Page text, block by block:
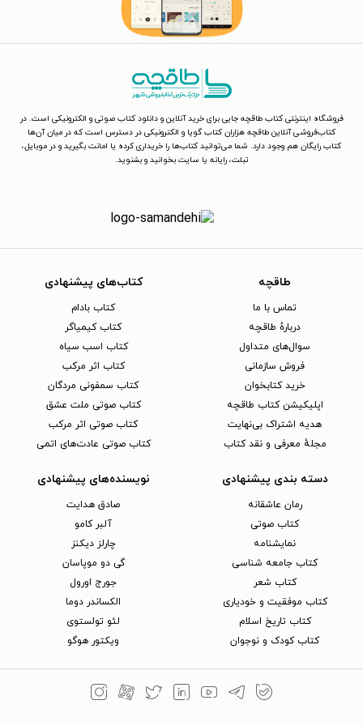
فروشگاه اینترنتی کتاب طاقچه جایی برای خرید آنلاین و دانلود کتاب صوتی و الکترونیکی است. در
کتاب‌فروشی آنلاین طاقچه هزاران کتاب گویا و الکترونیکی در دسترس است که در میان آن‌ها
کتاب رایگان هم وجود دارد. شما می‌توانید کتاب‌ها را خریداری کرده یا امانت بگیرید و در موبایل،
تبلت، رایانه یا سایت بخوانید و بشنوید.
طاقچه
تماس با ما
دربارهٔ طاقچه
سوال‌های متداول
فروش سازمانی
خرید کتابخوان
اپلیکیشن کتاب طاقچه
هدیه اشتراک بی‌نهایت
مجلهٔ معرفی و نقد کتاب
کتاب‌های پیشنهادی
کتاب بادام
کتاب کیمیاگر
کتاب اسب سیاه
کتاب اثر مرکب
کتاب سمفونی مردگان
کتاب صوتی ملت عشق
کتاب صوتی اثر مرکب
کتاب صوتی عادت‌های اتمی
دسته بندی پیشنهادی
رمان عاشقانه
کتاب‌ صوتی
نمایشنامه
کتاب جامعه شناسی
کتاب شعر
کتاب موفقیت و خودیاری
کتاب تاریخ اسلام
کتاب کودک و نوجوان
نویسنده‌های پیشنهادی
صادق هدایت
آلبر کامو
چارلز دیکنز
گی دو موپاسان
جورج اورول
الکساندر دوما
لئو تولستوی
ویکتور هوگو